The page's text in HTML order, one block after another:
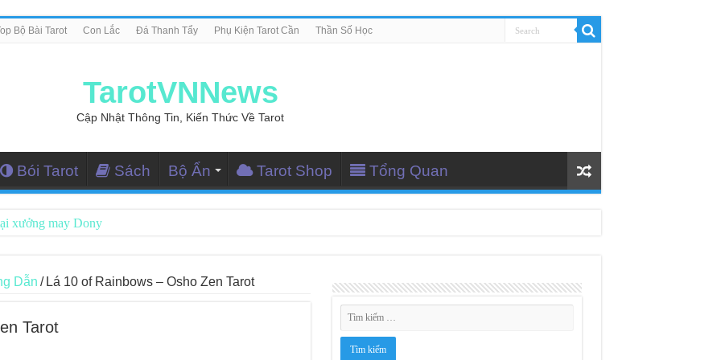
Bộ Bài Tarot Con Lắc Đá Thanh Tẩy Phụ Kiện Tarot Cần Thần Số Học
TarotVNNews
Cập Nhật Thông Tin, Kiến Thức Về Tarot
Bói Tarot Sách Bộ Ẩn Tarot Shop Tổng Quan
xưởng may Dony
Kết Nối Với Thế Giới Tâm Linh
– Lá Số 70: Heaven
Dẫn / Lá 10 of Rainbows – Osho Zen Tarot
Tarot